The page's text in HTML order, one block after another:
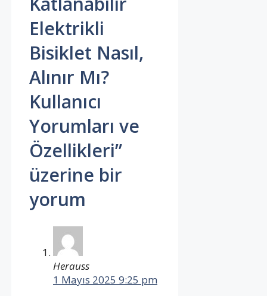
Elektrikli
Bisiklet Nasıl,
Alınır Mı?
Kullanıcı
Yorumları ve
Özellikleri”
üzerine bir
yorum
Herauss
1 Mayıs 2025 9:25 pm